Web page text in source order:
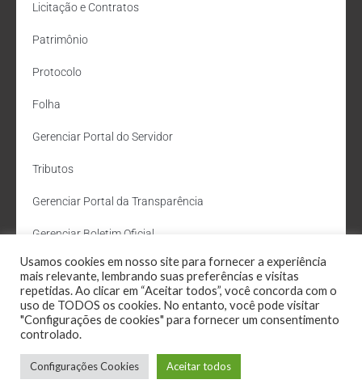
Licitação e Contratos
Patrimônio
Protocolo
Folha
Gerenciar Portal do Servidor
Tributos
Gerenciar Portal da Transparência
Gerenciar Boletim Oficial
Departamento de Água e Esgoto
Administração Site
Webmail
Usamos cookies em nosso site para fornecer a experiência
mais relevante, lembrando suas preferências e visitas
repetidas. Ao clicar em “Aceitar todos”, você concorda com o
uso de TODOS os cookies. No entanto, você pode visitar
"Configurações de cookies" para fornecer um consentimento
controlado.
Configurações Cookies Aceitar todos